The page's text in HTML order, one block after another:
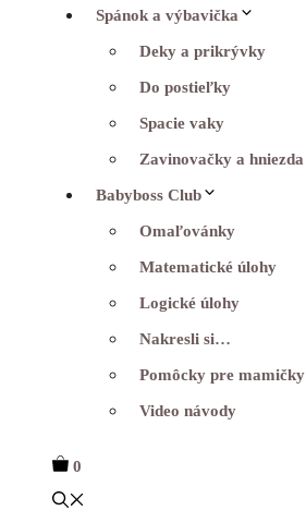
Spánok a výbavička
Deky a prikrývky
Do postieľky
Spacie vaky
Zavinovačky a hniezda
Babyboss Club
Omaľovánky
Matematické úlohy
Logické úlohy
Nakresli si…
Pomôcky pre mamičky
Video návody
0